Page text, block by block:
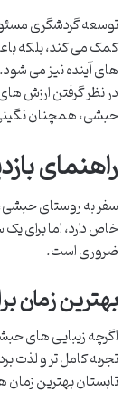
توسعه گردشگری
کمک می کند، بلکه
های آینده نیز می
در نظر گرفتن ارزش
حبشی، همچنان
راهنمای
سفر به روستای
خاص دارد، اما برای
ضروری است.
بهترین زمان
اگرچه زیبایی های
تجربه کامل تر و لذت
تابستان بهترین زمان